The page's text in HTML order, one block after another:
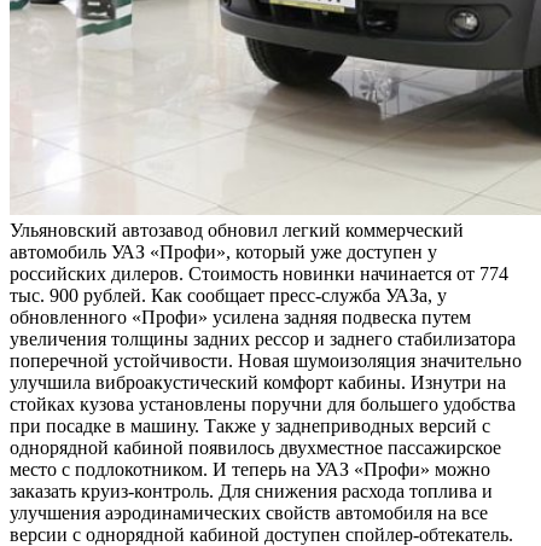
Ульяновский автозавод обновил легкий коммерческий
автомобиль УАЗ «Профи», который уже доступен у
российских дилеров. Стоимость новинки начинается от 774
тыс. 900 рублей. Как сообщает пресс-служба УАЗа, у
обновленного «Профи» усилена задняя подвеска путем
увеличения толщины задних рессор и заднего стабилизатора
поперечной устойчивости. Новая шумоизоляция значительно
улучшила виброакустический комфорт кабины. Изнутри на
стойках кузова установлены поручни для большего удобства
при посадке в машину. Также у заднеприводных версий с
однорядной кабиной появилось двухместное пассажирское
место с подлокотником. И теперь на УАЗ «Профи» можно
заказать круиз-контроль. Для снижения расхода топлива и
улучшения аэродинамических свойств автомобиля на все
версии с однорядной кабиной доступен спойлер-обтекатель.